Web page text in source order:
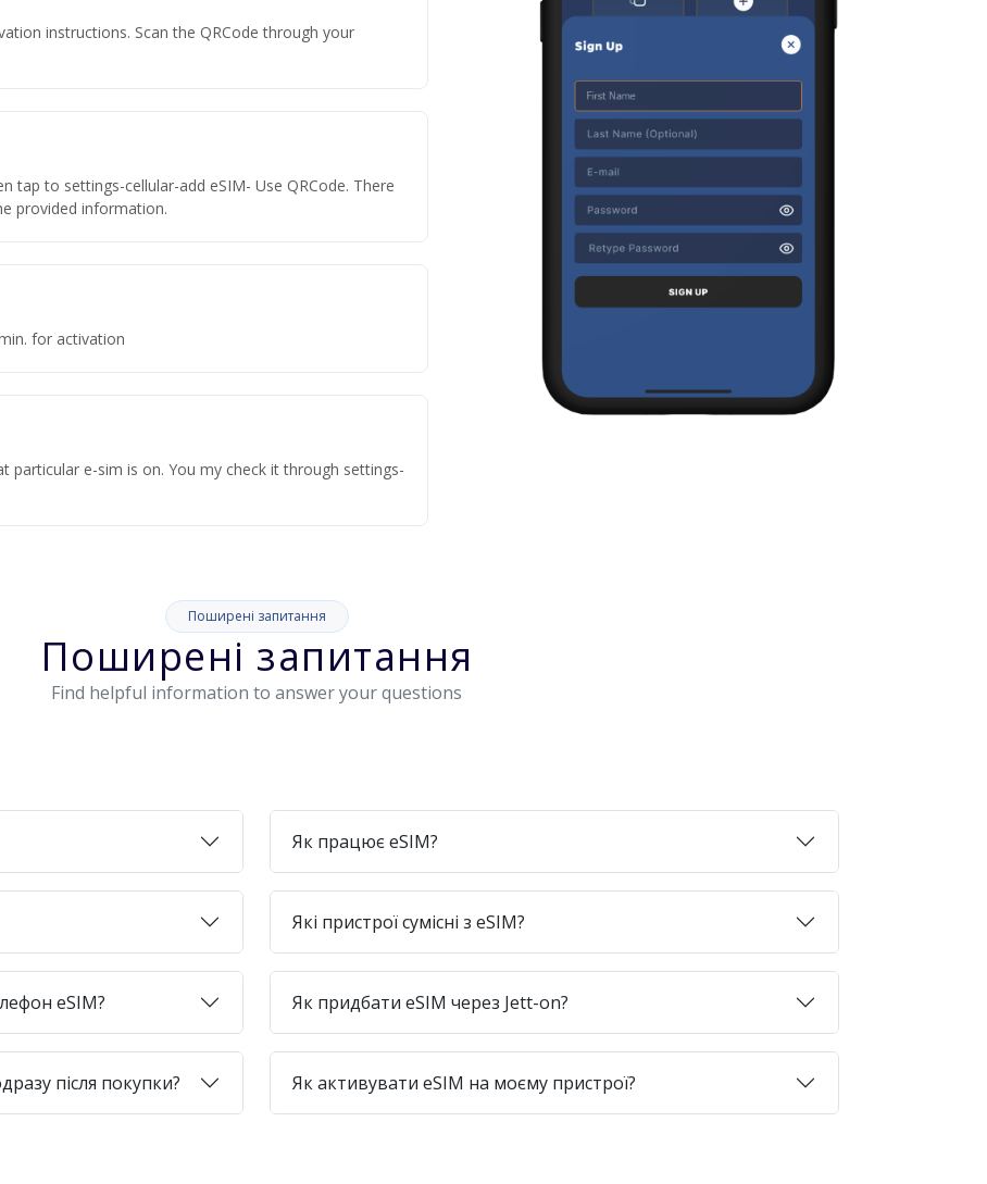
instructions. Scan the QRCode through your
tap to settings-cellular-add eSIM- Use QRCode. There
provided information.
for activation
e-sim is on. You my check it through settings-
Поширені запитання
Поширені запитання
Find helpful information to answer your questions
Як працює eSIM?
Які пристрої сумісні з eSIM?
eSIM? Як придбати eSIM через Jett-on?
після покупки? Як активувати eSIM на моєму пристрої?